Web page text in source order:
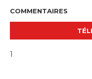
COMMENTAIRES
1